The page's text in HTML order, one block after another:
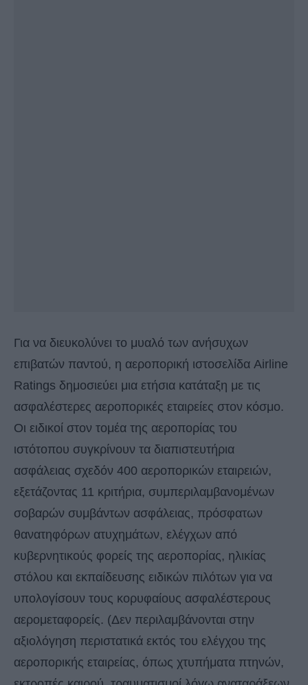
Για να διευκολύνει το μυαλό των ανήσυχων
επιβατών παντού, η αεροπορική ιστοσελίδα Airline
Ratings δημοσιεύει μια ετήσια κατάταξη με τις
ασφαλέστερες αεροπορικές εταιρείες στον κόσμο.
Οι ειδικοί στον τομέα της αεροπορίας του
ιστότοπου συγκρίνουν τα διαπιστευτήρια
ασφάλειας σχεδόν 400 αεροπορικών εταιρειών,
εξετάζοντας 11 κριτήρια, συμπεριλαμβανομένων
σοβαρών συμβάντων ασφάλειας, πρόσφατων
θανατηφόρων ατυχημάτων, ελέγχων από
κυβερνητικούς φορείς της αεροπορίας, ηλικίας
στόλου και εκπαίδευσης ειδικών πιλότων για να
υπολογίσουν τους κορυφαίους ασφαλέστερους
αερομεταφορείς. (Δεν περιλαμβάνονται στην
αξιολόγηση περιστατικά εκτός του ελέγχου της
αεροπορικής εταιρείας, όπως χτυπήματα πτηνών,